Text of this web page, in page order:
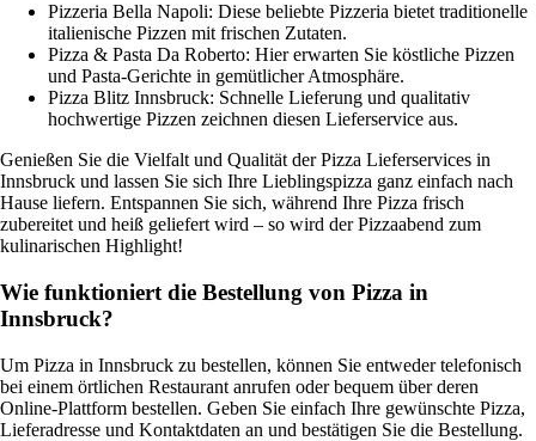
Pizzeria Bella Napoli: Diese beliebte Pizzeria bietet traditionelle
italienische Pizzen mit frischen Zutaten.
Pizza & Pasta Da Roberto: Hier erwarten Sie köstliche Pizzen
und Pasta-Gerichte in gemütlicher Atmosphäre.
Pizza Blitz Innsbruck: Schnelle Lieferung und qualitativ
hochwertige Pizzen zeichnen diesen Lieferservice aus.
Genießen Sie die Vielfalt und Qualität der Pizza Lieferservices in
Innsbruck und lassen Sie sich Ihre Lieblingspizza ganz einfach nach
Hause liefern. Entspannen Sie sich, während Ihre Pizza frisch
zubereitet und heiß geliefert wird – so wird der Pizzaabend zum
kulinarischen Highlight!
Wie funktioniert die Bestellung von Pizza in
Innsbruck?
Um Pizza in Innsbruck zu bestellen, können Sie entweder telefonisch
bei einem örtlichen Restaurant anrufen oder bequem über deren
Online-Plattform bestellen. Geben Sie einfach Ihre gewünschte Pizza,
Lieferadresse und Kontaktdaten an und bestätigen Sie die Bestellung.